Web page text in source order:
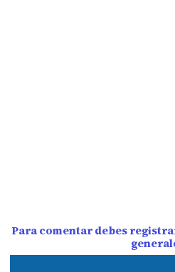
Para comentar debes